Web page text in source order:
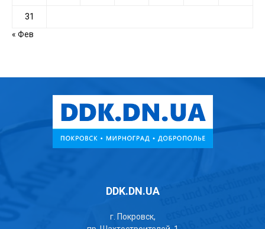
31
« Фев
DDK.DN.UA
г. Покровск,